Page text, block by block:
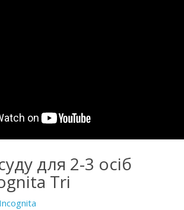
для 2-3 осіб
Tri